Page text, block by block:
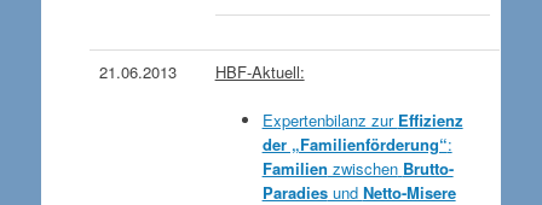
21.06.2013 HBF-Aktuell:
Expertenbilanz zur Effizienz
der „Familienförderung“:
Familien zwischen Brutto-
Paradiesund Netto-Misere